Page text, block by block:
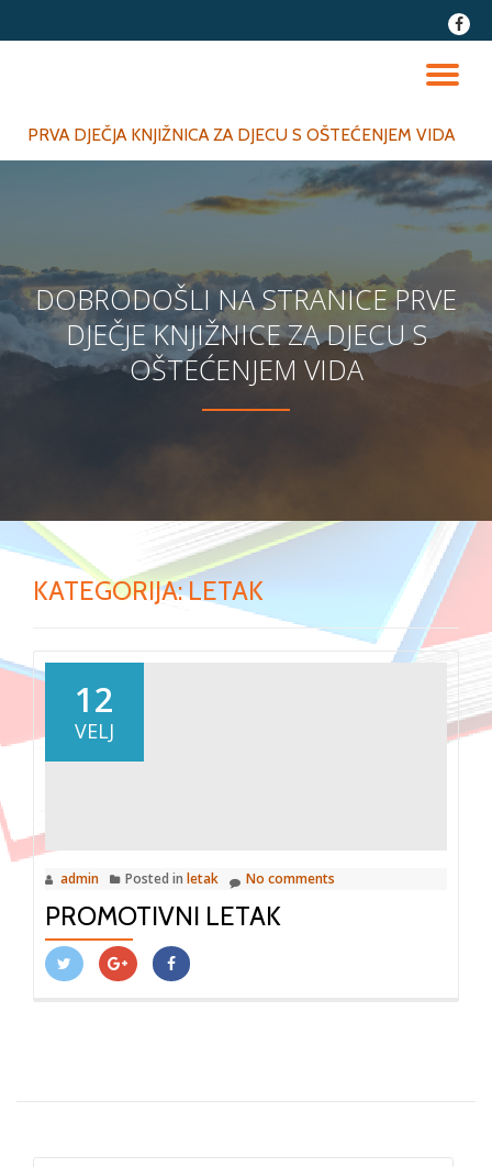
fa-
PRVA DJEČJA KNJIŽNICA ZA DJECU S OŠTEĆENJEM VIDA
DOBRODOŠLI NA STRANICE PRVE
DJEČJE KNJIŽNICE ZA DJECU S
OŠTEĆENJEM VIDA
KATEGORIJA:LETAK
12
VELJ
admin Posted in letak No comments
PROMOTIVNI LETAK